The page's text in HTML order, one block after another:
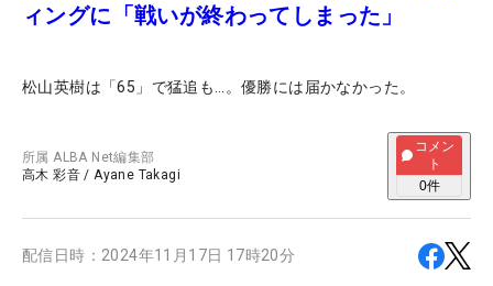
ィングに「戦いが終わってしまった」
松山英樹は「65」で猛追も…。優勝には届かなかった。
所属ALBA Net編集部
高木 彩音 /Ayane Takagi
コメン
ト
0件
配信日時： 2024年11月17日 17時20分